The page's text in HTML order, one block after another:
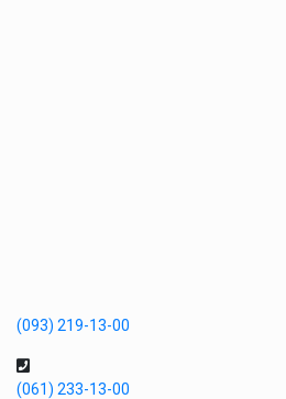
(093) 219-13-00
(061) 233-13-00